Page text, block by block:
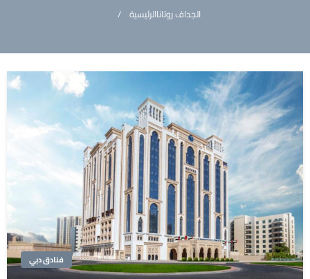
الرئيسيةالجداف روتانا
فنادق دبي